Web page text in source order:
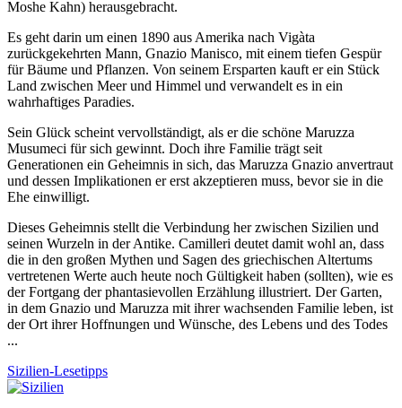
Moshe Kahn) herausgebracht.
Es geht darin um einen 1890 aus Amerika nach Vigàta
zurückgekehrten Mann, Gnazio Manisco, mit einem tiefen Gespür
für Bäume und Pflanzen. Von seinem Ersparten kauft er ein Stück
Land zwischen Meer und Himmel und verwandelt es in ein
wahrhaftiges Paradies.
Sein Glück scheint vervollständigt, als er die schöne Maruzza
Musumeci für sich gewinnt. Doch ihre Familie trägt seit
Generationen ein Geheimnis in sich, das Maruzza Gnazio anvertraut
und dessen Implikationen er erst akzeptieren muss, bevor sie in die
Ehe einwilligt.
Dieses Geheimnis stellt die Verbindung her zwischen Sizilien und
seinen Wurzeln in der Antike. Camilleri deutet damit wohl an, dass
die in den großen Mythen und Sagen des griechischen Altertums
vertretenen Werte auch heute noch Gültigkeit haben (sollten), wie es
der Fortgang der phantasievollen Erzählung illustriert. Der Garten,
in dem Gnazio und Maruzza mit ihrer wachsenden Familie leben, ist
der Ort ihrer Hoffnungen und Wünsche, des Lebens und des Todes
...
Sizilien-Lesetipps